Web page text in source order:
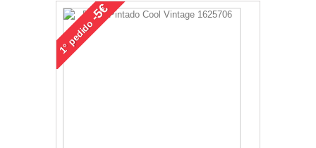
1°
pedido
-5€